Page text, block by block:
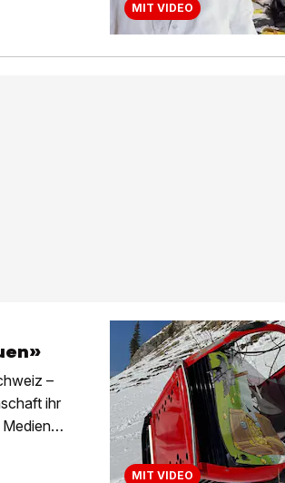
MIT VIDEO
–
ihr
MIT VIDEO